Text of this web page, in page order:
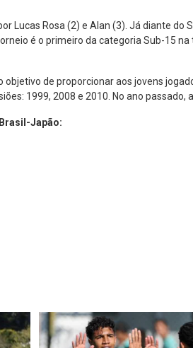
Lucas Rosa (2) e Alan (3). Já diante do
é o primeiro da categoria Sub-15
de proporcionar aos jovens
1999, 2008 e 2010. No ano
Japão: